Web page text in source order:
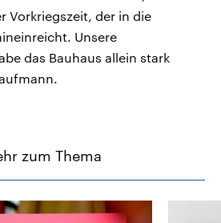
Vorkriegszeit, der in die
Unsere
das Bauhaus allein stark
zum Thema